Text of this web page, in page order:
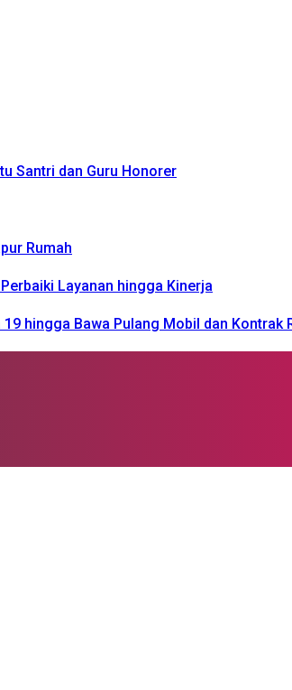
Santri dan Guru Honorer
Rumah
Layanan hingga Kinerja
hingga Bawa Pulang Mobil dan Kontrak